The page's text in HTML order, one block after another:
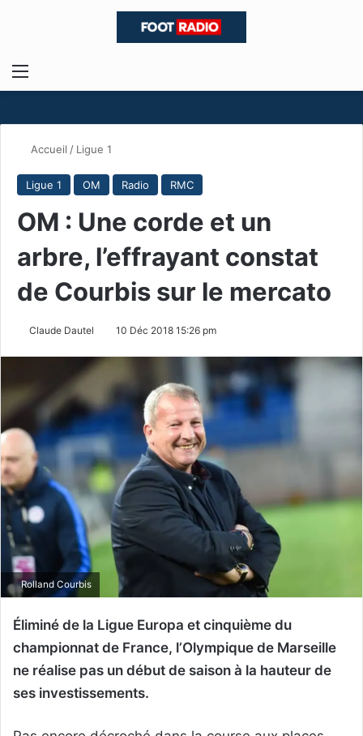
Menu
Accueil / Ligue 1
Ligue 1 OM Radio RMC
OM : Une corde et un
arbre, l’effrayant constat
de Courbis sur le mercato
Claude Dautel 10 Déc 2018 15:26 pm
Rolland Courbis
Éliminé de la Ligue Europa et cinquième du
championnat de France, l’Olympique de Marseille
ne réalise pas un début de saison à la hauteur de
ses investissements.